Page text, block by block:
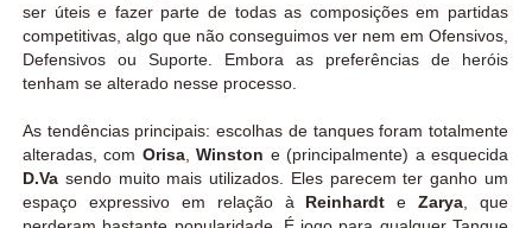
ser úteis e fazer parte de todas as composições em partidas
competitivas, algo que não conseguimos ver nem em Ofensivos,
Defensivos ou Suporte. Embora as preferências de heróis
tenham se alterado nesse processo.
As tendências principais: escolhas de tanques foram totalmente
alteradas, com Orisa,Winston e (principalmente) a esquecida
D.Va sendo muito mais utilizados. Eles parecem ter ganho um
espaço expressivo em relação à Reinhardt eZarya , que